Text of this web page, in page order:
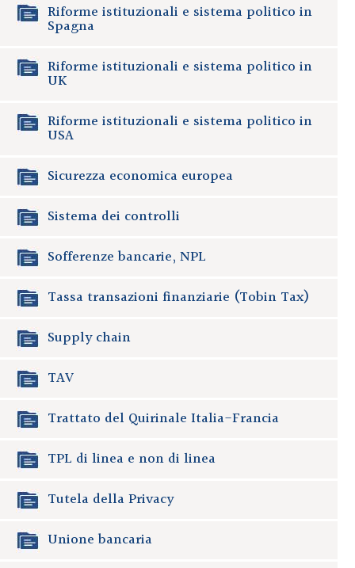
Riforme istituzionali e sistema politico in
Spagna
Riforme istituzionali e sistema politico in
UK
Riforme istituzionali e sistema politico in
USA
Sicurezza economica europea
Sistema dei controlli
Sofferenze bancarie, NPL
Tassa transazioni finanziarie (Tobin Tax)
Supply chain
TAV
Trattato del Quirinale Italia-Francia
TPL di linea e non di linea
Tutela della Privacy
Unione bancaria